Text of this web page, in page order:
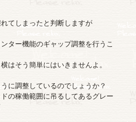
てしまったと判断しますが
ター機能のギャップ調整を行うこ
はそう簡単にはいきませんよ。
に調整しているのでしょうか？
の稼働範囲に吊るしてあるグレー